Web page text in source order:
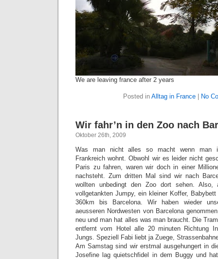
We are leaving france after 2 years
Posted in Alltag in France No
Wir fahr’n in den Zoo nach
Oktober 26th, 2009
Was man nicht alles so macht wenn man
Frankreich wohnt. Obwohl wir es leider nicht
Paris zu fahren, waren wir doch in einer
nachsteht. Zum dritten Mal sind wir nach
wollten unbedingt den Zoo dort sehen.
vollgetankten Jumpy, ein kleiner Koffer,
360km bis Barcelona. Wir haben wieder
aeusseren Nordwesten von Barcelona
neu und man hat alles was man braucht. Die
entfernt vom Hotel alle 20 minuten Richtung
Jungs. Speziell Fabi liebt ja Zuege,
Am Samstag sind wir erstmal ausgehungert in
Josefine lag quietschfidel in dem Buggy und